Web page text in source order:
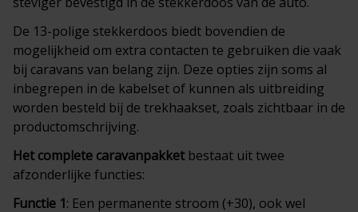
De 13-polige stekkerdoos biedt bovendien de
mogelijkheid om extra contacten te gebruiken die vaak
bij caravans van belang zijn. Deze opties zijn soms al
inbegrepen in de kabelset of kunnen als uitbreiding
worden besteld bij de trekhaakset, zoals zichtbaar in de
productomschrijving.
Het complete caravanpakketbestaat uit twee
afzonderlijke functies:
Functie 1: Een permanente stroom (+30), ook wel